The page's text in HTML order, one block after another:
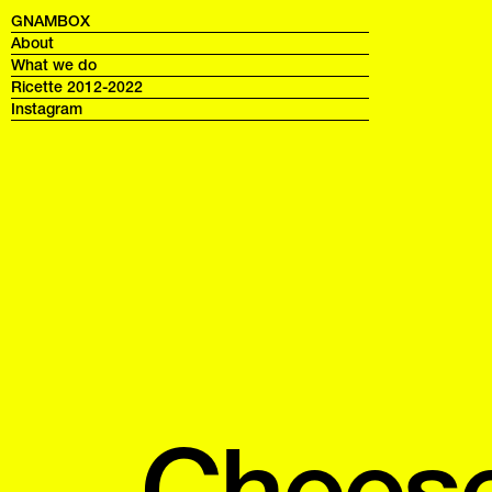
GNAMBOX
About
What we do
Ricette 2012-2022
Instagram